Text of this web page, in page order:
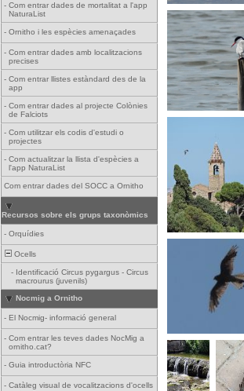
- Com entrar dades de mortalitat a l'app
NaturaList
- Ornitho i les espècies amenaçades
- Com entrar dades amb localitzacions
precises
- Com entrar llistes estàndard des de la
app
- Com entrar dades al projecte Colònies
de Falciots
- Com utilitzar els codis d'estudi o
projectes
- Com actualitzar la llista d'espècies a
l'app NaturaList
Com entrar dades del SOCC a Ornitho
Recursos sobre els grups taxonòmics
- Orquídies
Ocells
- Identificació Circus pygargus - Circus
macrourus (juvenils)
Nocmig a Ornitho
- El Nocmig- informació general
- Com entrar les teves dades NocMig a
ornitho.cat?
- Guia introductòria NFC
- Catàleg visual de vocalitzacions d'ocells